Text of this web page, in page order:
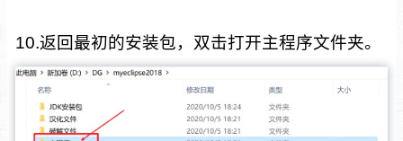
10.返回最初的安装包，双击打开主程序文件夹。